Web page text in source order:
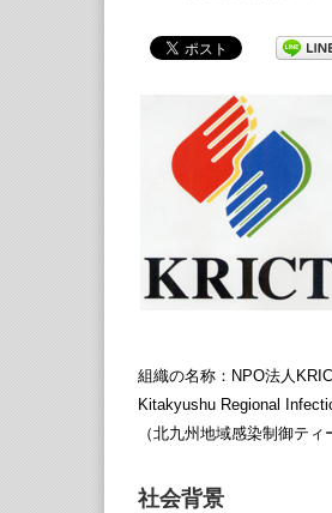
組織の名称：NPO法人
Kitakyushu Regional
（北九州地域感染制御ティ
社会背景